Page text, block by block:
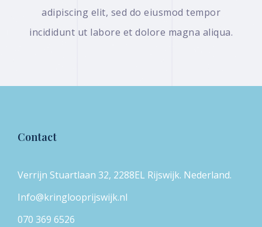
adipiscing elit, sed do eiusmod tempor
incididunt ut labore et dolore magna aliqua.
Contact
Verrijn Stuartlaan 32, 2288EL Rijswijk. Nederland.
Info@kringlooprijswijk.nl
070 369 6526